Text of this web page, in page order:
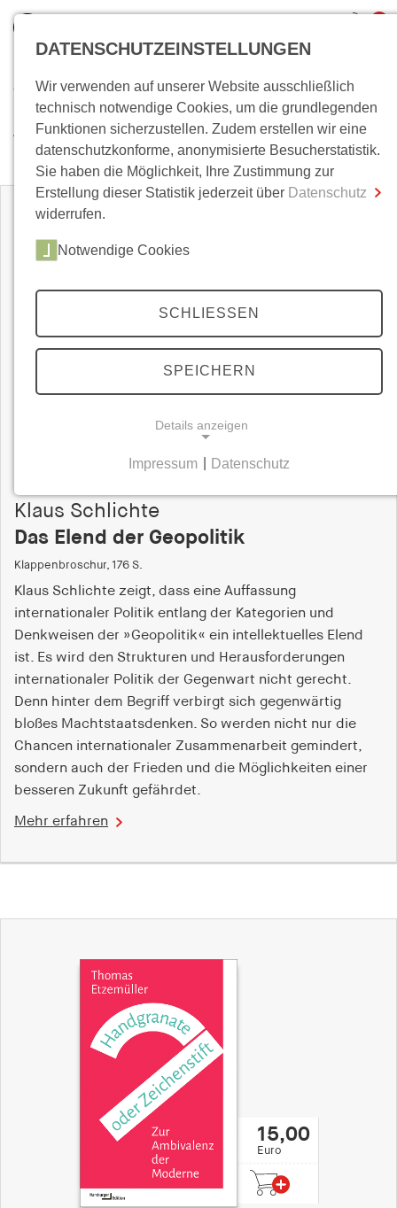
inkl. MwSt.
0,00 €
Zum Warenkorb Zur Kasse
Wo bin ich?
Auf den Punkt gebracht –
kleine reihe
15,00
Klaus Schlichte
Das Elend der Geopolitik
Klappenbroschur, 176 S.
Klaus Schlichte zeigt, dass eine Auffassung
internationaler Politik entlang der Kategorien und
Denkweisen der »Geopolitik« ein intellektuelles Elend
ist. Es wird den Strukturen und Herausforderungen
internationaler Politik der Gegenwart nicht gerecht.
Denn hinter dem Begriff verbirgt sich gegenwärtig
bloßes Machtstaatsdenken. So werden nicht nur die
Chancen internationaler Zusammenarbeit gemindert,
sondern auch der Frieden und die Möglichkeiten einer
besseren Zukunft gefährdet.
Mehr erfahren
15,00
Euro
DATENSCHUTZEINSTELLUNGEN
Wir verwenden auf unserer Website ausschließlich
technisch notwendige Cookies, um die grundlegenden
Funktionen sicherzustellen. Zudem erstellen wir eine
datenschutzkonforme, anonymisierte Besucherstatistik.
Sie haben die Möglichkeit, Ihre Zustimmung zur
Erstellung dieser Statistik jederzeit über Datenschutz
widerrufen.
Notwendige Cookies
SCHLIESSEN
SPEICHERN
Details anzeigen
Notwendige Cookies helfen dabei, eine Webseite
wie Seitennavigation und Zugriff auf sichere
Bereiche der Webseite ermöglichen. Die Webseite
kann ohne diese Cookies nicht richtig
funktionieren.
cookie_consent
Name:
cookie_consent
Anbieter:
Zweck:
für Cookies auf der aktuellen Domäne.
Cookie Laufzeit:
Name:
fe_typo_user
Anbieter:
hamburger-edition.de
Cookie Laufzeit:
fonts_loaded
fonts_loaded
Impressum Datenschutz